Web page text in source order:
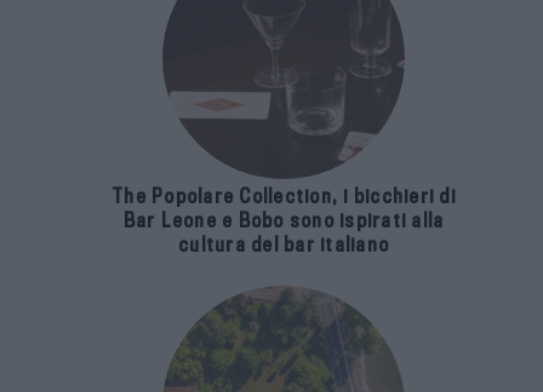
The Popolare Collection, i bicchieri di
Bar Leone e Bobo sono ispirati alla
cultura del bar italiano